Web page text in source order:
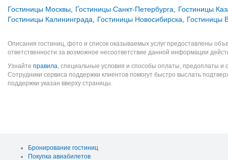
Гостиницы Москвы Гостиницы Санкт-Петербурга
Гостиницы
Гостиницы Калининграда
Гостиницы Новосибирска Гостиницы
Описания гостиниц, фото и список оказываемых услуг предоставлены
ответственности за возможное несоответствие данной информации
Узнайте правила, специальные условия и способы оплаты, предоплаты и
Сотрудники сервиса поддержки клиентов помогут быстро выслать
поддержки указан вверху страницы.
Бронирование гостиниц
Покупка авиабилетов